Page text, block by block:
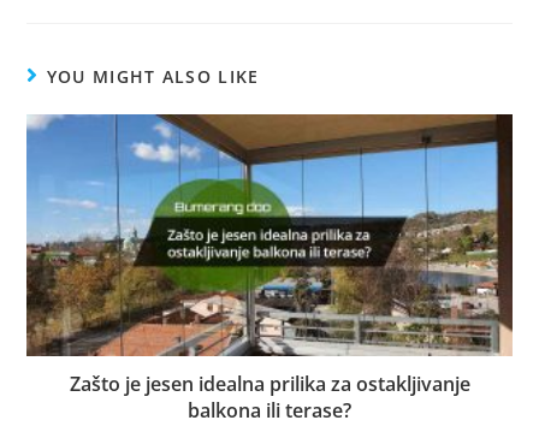
YOU MIGHT ALSO LIKE
Zašto je jesen idealna prilika za ostakljivanje
balkona ili terase?